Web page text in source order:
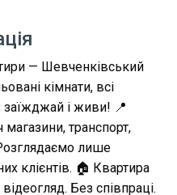
— Шевченківський
кімнати, всі
заїжджай і живи! 📍
транспорт,
лише
клієнтів. 🏠 Квартира
Без співпраці.